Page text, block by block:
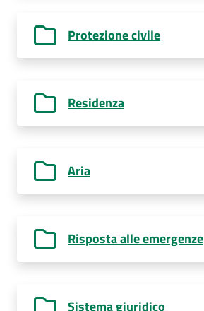
Protezione civile
Residenza
Aria
Risposta alle emergenze
Sistema giuridico